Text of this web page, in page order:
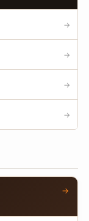
→
→
→
→
→